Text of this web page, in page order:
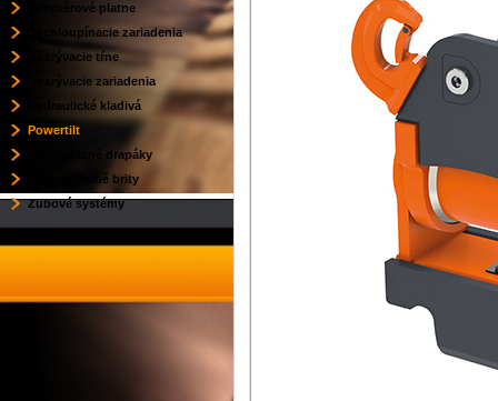
Adaptérové platne
Rýchloupínacie zariadenia
Rozrývacie tŕne
Rozrývacie zariadenia
Hydraulické kladivá
Powertilt
Manipulačné drapáky
Oteruvzdorné brity
Zubové systémy